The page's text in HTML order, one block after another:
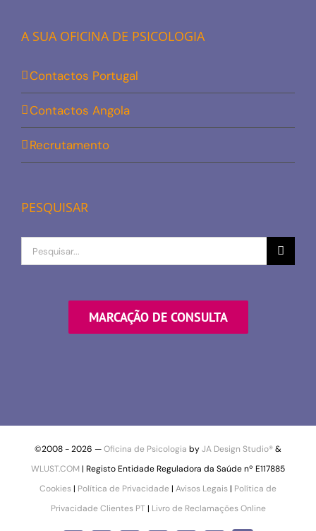
A SUA OFICINA DE PSICOLOGIA
Contactos Portugal
Contactos Angola
Recrutamento
PESQUISAR
Procurar
por
MARCAÇÃO DE CONSULTA
©2008 -2026 —Oficina de Psicologia byJA Design Studio®&
WLUST.COM | Registo Entidade Reguladora da Saúde nº E117885
Cookies| Política de Privacidade| Avisos Legais| Política de
Privacidade Clientes PT | Livro de Reclamações Online